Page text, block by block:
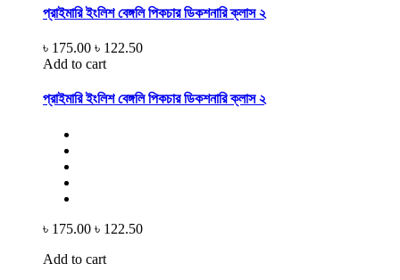
প্রাইমারি ইংলিশ বেঙ্গলি পিকচার ডিকশনারি ক্লাস ২
৳ 175.00 ৳ 122.50
Add to cart
প্রাইমারি ইংলিশ বেঙ্গলি পিকচার ডিকশনারি ক্লাস ২
৳ 175.00 ৳ 122.50
Add to cart